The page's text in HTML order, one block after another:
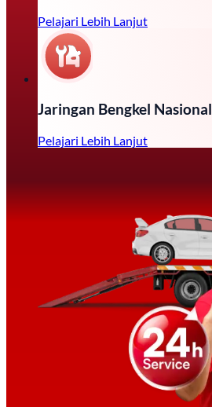
Pelajari Lebih Lanjut
Jaringan Bengkel Nasional
Pelajari Lebih Lanjut